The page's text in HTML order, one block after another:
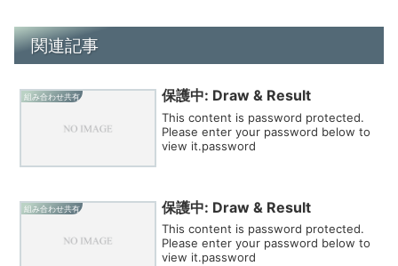
関連記事
組み合わせ共有 保護中: Draw & Result
This content is password protected.
Please enter your password below to
view it.password
組み合わせ共有 保護中: Draw & Result
This content is password protected.
Please enter your password below to
view it.password